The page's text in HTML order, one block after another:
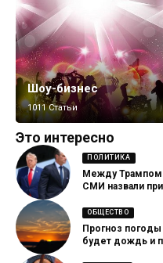
Шоу-бизнес
1011 Статьи
Это интересно
ПОЛИТИКА
Между Трампом
СМИ назвали
ОБЩЕСТВО
Прогноз погоды
будет дождь и